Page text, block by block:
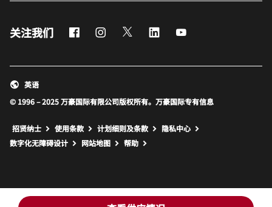
关注我们 FacebookInstagram
Twitter LinkedIn
© 1996 – 2025 万豪国际有限公司版权所有。万豪国际专有信息
英语
招贤纳士 使用条款 计划细则及条款
隐私中心
数字化无障碍设计
网站地图 打开新窗口
帮助